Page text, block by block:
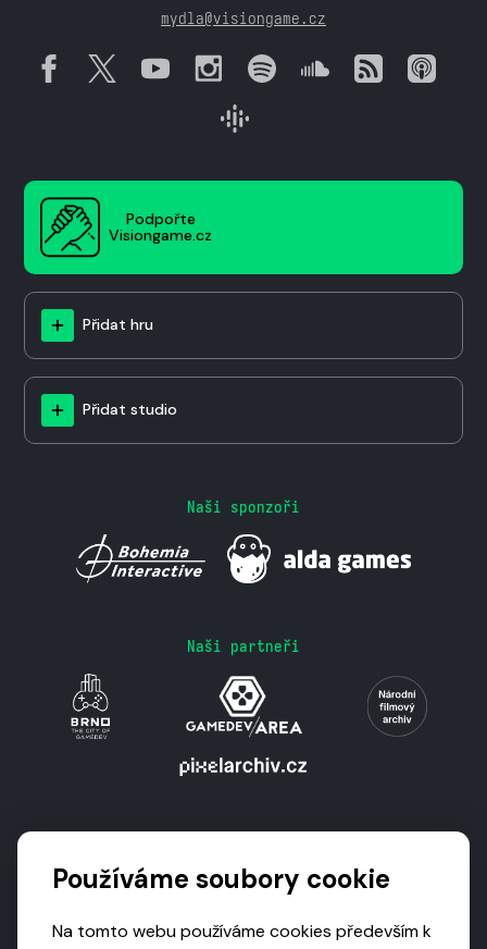
mydla@visiongame.cz
Podpořte
Visiongame.cz
Přidat hru
Přidat studio
Naši sponzoři
Naši partneři
Používáme soubory cookie
Na tomto webu používáme cookies především k